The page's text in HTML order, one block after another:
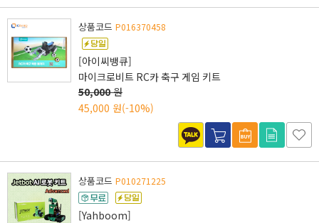
상품코드 P016370458
[아이씨뱅큐]
마이크로비트 RC카 축구 게임 키트
50,000원
45,000 원(-10%)
상품코드 P010271225
[Yahboom]